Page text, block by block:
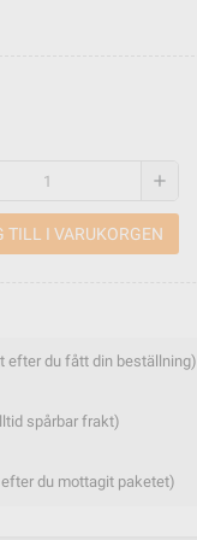
add
TILL I VARUKORGEN
efter du fått din beställning)
spårbar frakt)
du mottagit paketet)